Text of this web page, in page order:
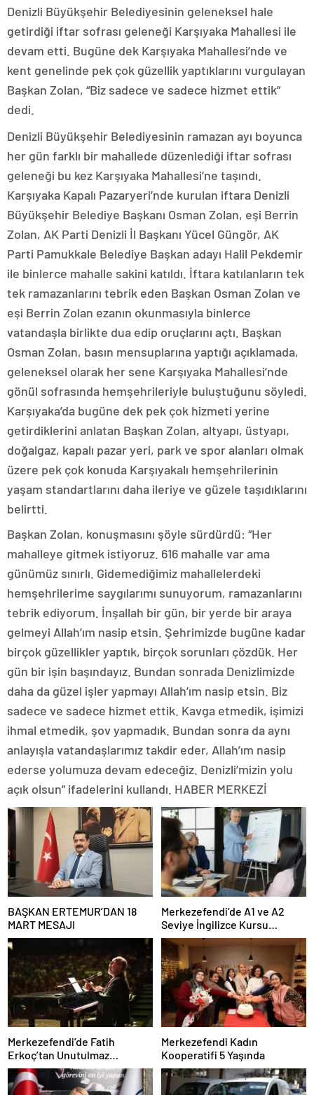
Denizli Büyükşehir Belediyesinin geleneksel hale
getirdiği iftar sofrası geleneği Karşıyaka Mahallesi ile
devam etti. Bugüne dek Karşıyaka Mahallesi’nde ve
kent genelinde pek çok güzellik yaptıklarını vurgulayan
Başkan Zolan, “Biz sadece ve sadece hizmet ettik”
dedi.
Denizli Büyükşehir Belediyesinin ramazan ayı boyunca
her gün farklı bir mahallede düzenlediği iftar sofrası
geleneği bu kez Karşıyaka Mahallesi’ne taşındı.
Karşıyaka Kapalı Pazaryeri’nde kurulan iftara Denizli
Büyükşehir Belediye Başkanı Osman Zolan, eşi Berrin
Zolan, AK Parti Denizli İl Başkanı Yücel Güngör, AK
Parti Pamukkale Belediye Başkan adayı Halil Pekdemir
ile binlerce mahalle sakini katıldı. İftara katılanların tek
tek ramazanlarını tebrik eden Başkan Osman Zolan ve
eşi Berrin Zolan ezanın okunmasıyla binlerce
vatandaşla birlikte dua edip oruçlarını açtı. Başkan
Osman Zolan, basın mensuplarına yaptığı açıklamada,
geleneksel olarak her sene Karşıyaka Mahallesi’nde
gönül sofrasında hemşehrileriyle buluştuğunu söyledi.
Karşıyaka’da bugüne dek pek çok hizmeti yerine
getirdiklerini anlatan Başkan Zolan, altyapı, üstyapı,
doğalgaz, kapalı pazar yeri, park ve spor alanları olmak
üzere pek çok konuda Karşıyakalı hemşehrilerinin
yaşam standartlarını daha ileriye ve güzele taşıdıklarını
belirtti.
Başkan Zolan, konuşmasını şöyle sürdürdü: “Her
mahalleye gitmek istiyoruz. 616 mahalle var ama
günümüz sınırlı. Gidemediğimiz mahallelerdeki
hemşehrilerime saygılarımı sunuyorum, ramazanlarını
tebrik ediyorum. İnşallah bir gün, bir yerde bir araya
gelmeyi Allah’ım nasip etsin. Şehrimizde bugüne kadar
birçok güzellikler yaptık, birçok sorunları çözdük. Her
gün bir işin başındayız. Bundan sonrada Denizlimizde
daha da güzel işler yapmayı Allah’ım nasip etsin. Biz
sadece ve sadece hizmet ettik. Kavga etmedik, işimizi
ihmal etmedik, şov yapmadık. Bundan sonra da aynı
anlayışla vatandaşlarımız takdir eder, Allah’ım nasip
ederse yolumuza devam edeceğiz. Denizli’mizin yolu
açık olsun” ifadelerini kullandı. HABER MERKEZİ
BAŞKAN ERTEMUR’DAN 18
MART MESAJI
Merkezefendi’de A1 ve A2
Seviye İngilizce Kursu
Başvuruları Başladı
Merkezefendi’de Fatih
Erkoç’tan Unutulmaz
Ramazan Konseri
Merkezefendi Kadın
Kooperatifi 5 Yaşında